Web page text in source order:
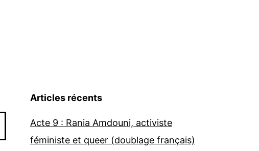
Articles récents
Acte 9 : Rania Amdouni, activiste
féministe et queer (doublage français)